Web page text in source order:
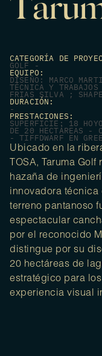
Ubicado en la
TOSA, Taruma
hazaña de
innovadora técnica
terreno pantanoso
espectacular
por el reconocido
distingue por su
20 hectáreas de
estratégico para
experiencia visual
CATEGORÍA DE
GOLF -
EQUIPO:
DISEÑO: MARCO
TÉCNICA Y TRABAJOS
FRIAS SILVA ;
DURACIÓN:
-
PRESTACIONES:
SUPERFICIE: 18
DE 20 HECTÁREAS -
- TIFFDWARF EN